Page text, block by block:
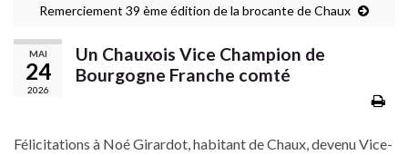
Remerciement 39 ème édition de la brocante de Chaux
MAI
24
2026
Un Chauxois Vice Champion de
Bourgogne Franche comté
Félicitations à Noé Girardot, habitant de Chaux, devenu Vice-